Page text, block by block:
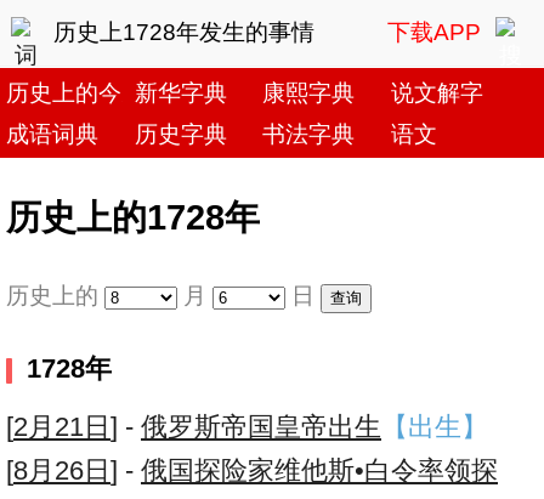
历史上1728年发生的事情 下载APP
历史上的今天新华字典 康熙字典
说文解字
成语词典
历史字典 书法字典 语文
历史上的1728年
历史上的 月 日
1728年
[2月21日 ] - 俄罗斯帝国皇帝出生 【出生】
[8月26日 ] - 俄国探险家维他斯•白令率领探